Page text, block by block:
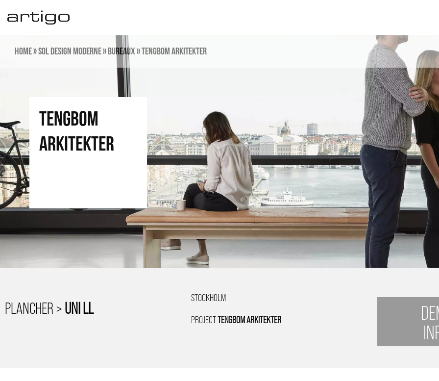
contenu
Home»Sol design moderne»Bureaux»TENGBOM ARKITEKTER
TENGBOM
ARKITEKTER
PLANCHER >UNI LL
STOCKHOLM
PROJECTTENGBOM ARKITEKTER